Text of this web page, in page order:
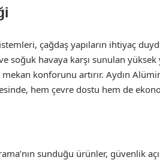
çağdaş yapıların ihtiyaç
soğuk havaya karşı sunulan
mekan konforunu artırır. Aydın
hem çevre dostu hem de
sunduğu ürünler, güvenlik